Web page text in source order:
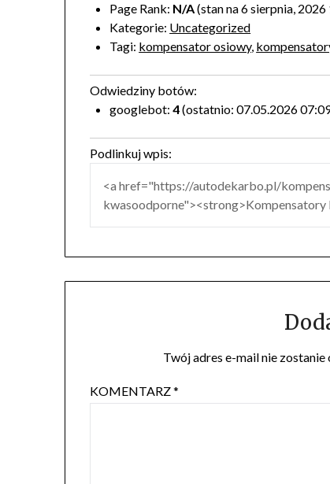
Page Rank: N/A(stan na 6 sierpnia,
Kategorie: Uncategorized
Tagi: kompensator osiowy,
Odwiedziny botów:
googlebot:4(ostatnio: 07.05.2026
Podlinkuj wpis:
Twój adres e-mail nie
KOMENTARZ*